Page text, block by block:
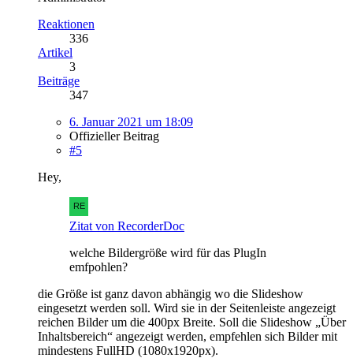
Reaktionen
336
Artikel
3
Beiträge
347
6. Januar 2021 um 18:09
Offizieller Beitrag
#5
Hey,
Zitat von RecorderDoc
welche Bildergröße wird für das PlugIn
emfpohlen?
die Größe ist ganz davon abhängig wo die Slideshow
eingesetzt werden soll. Wird sie in der Seitenleiste angezeigt
reichen Bilder um die 400px Breite. Soll die Slideshow „Über
Inhaltsbereich“ angezeigt werden, empfehlen sich Bilder mit
mindestens FullHD (1080x1920px).